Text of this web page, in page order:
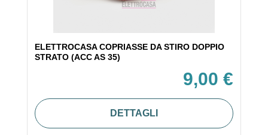
ELETTROCASA COPRIASSE DA STIRO DOPPIO
STRATO (ACC AS 35)
9,00 €
DETTAGLI